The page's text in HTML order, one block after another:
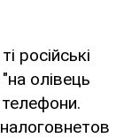
російські
олівець